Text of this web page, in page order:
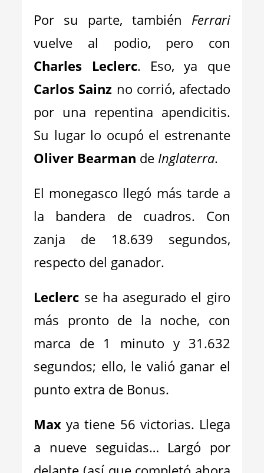
Por su parte, también Ferrari
vuelve al podio, pero con
Charles Leclerc. Eso, ya que
Carlos Sainz no corrió, afectado
por una repentina apendicitis.
Su lugar lo ocupó el estrenante
Oliver Bearman de Inglaterra.
El monegasco llegó más tarde a
la bandera de cuadros. Con
zanja de 18.639 segundos,
respecto del ganador.
Leclerc se ha asegurado el giro
más pronto de la noche, con
marca de 1 minuto y 31.632
segundos; ello, le valió ganar el
punto extra de Bonus.
Max ya tiene 56 victorias. Llega
a nueve seguidas… Largó por